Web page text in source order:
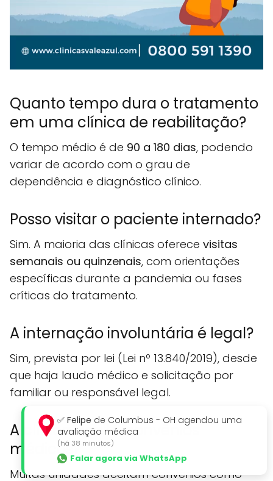
Quanto tempo dura o tratamento
em uma clínica de reabilitação?
O tempo médio é de 90 a 180 dias, podendo
variar de acordo com o grau de
dependência e diagnóstico clínico.
Posso visitar o paciente internado?
Sim. A maioria das clínicas oferece visitas
semanais ou quinzenais, com orientações
específicas durante a pandemia ou fases
críticas do tratamento.
A internação involuntária é legal?
Sim, prevista por lei (Lei nº 13.840/2019), desde
que haja laudo médico e solicitação por
familiar ou responsável legal.
A clínica aceita convênios
médicos?
Muitas unidades aceitam convênios como
✅ Felipe de Columbus - OH agendou uma
avaliação médica
(há 38 minutos)
Falar agora via WhatsApp